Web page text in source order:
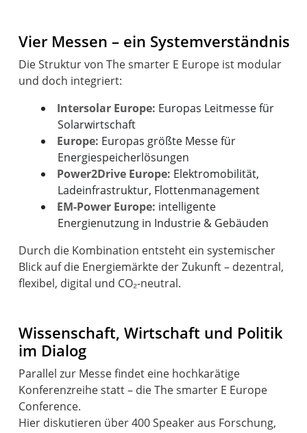
Vier Messen – ein Systemverständnis
Die Struktur von The smarter E Europe ist modular
Intersolar Europe: Europas Leitmesse für
Solarwirtschaft
Europe: Europas größte Messe für
Energiespeicherlösungen
Power2Drive Europe: Elektromobilität,
Ladeinfrastruktur, Flottenmanagement
EM-Power Europe: intelligente
Energienutzung in Industrie & Gebäuden
Durch die Kombination entsteht ein systemischer
Blick auf die Energiemärkte der Zukunft – dezentral,
flexibel, digital und CO₂-neutral.
Wissenschaft, Wirtschaft und Politik
im Dialog
Parallel zur Messe findet eine hochkarätige
Konferenzreihe statt – die The smarter E Europe
Conference.
Hier diskutieren über 400 Speaker aus Forschung,